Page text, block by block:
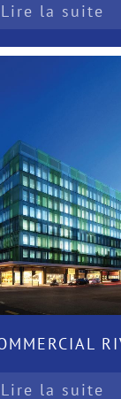
Lire la suite
Lire la suite